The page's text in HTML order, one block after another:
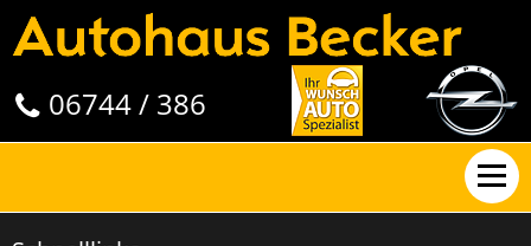
06744 / 386